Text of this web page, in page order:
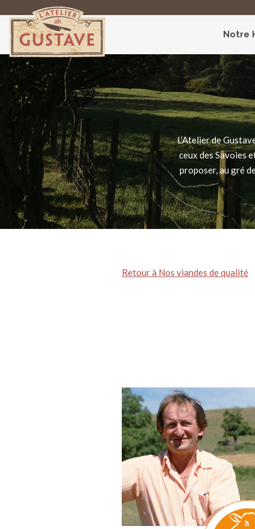
Notre
L’Atelier de
ceux des Savoies
proposer, au gré
Retour à Nos viandes de qualité